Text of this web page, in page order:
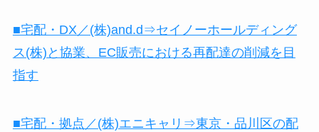
■宅配・DX／(株)and.d⇒セイノーホールディング
ス(株)と協業、EC販売における再配達の削減を目
指す
■宅配・拠点／(株)エニキャリ⇒東京・品川区の配